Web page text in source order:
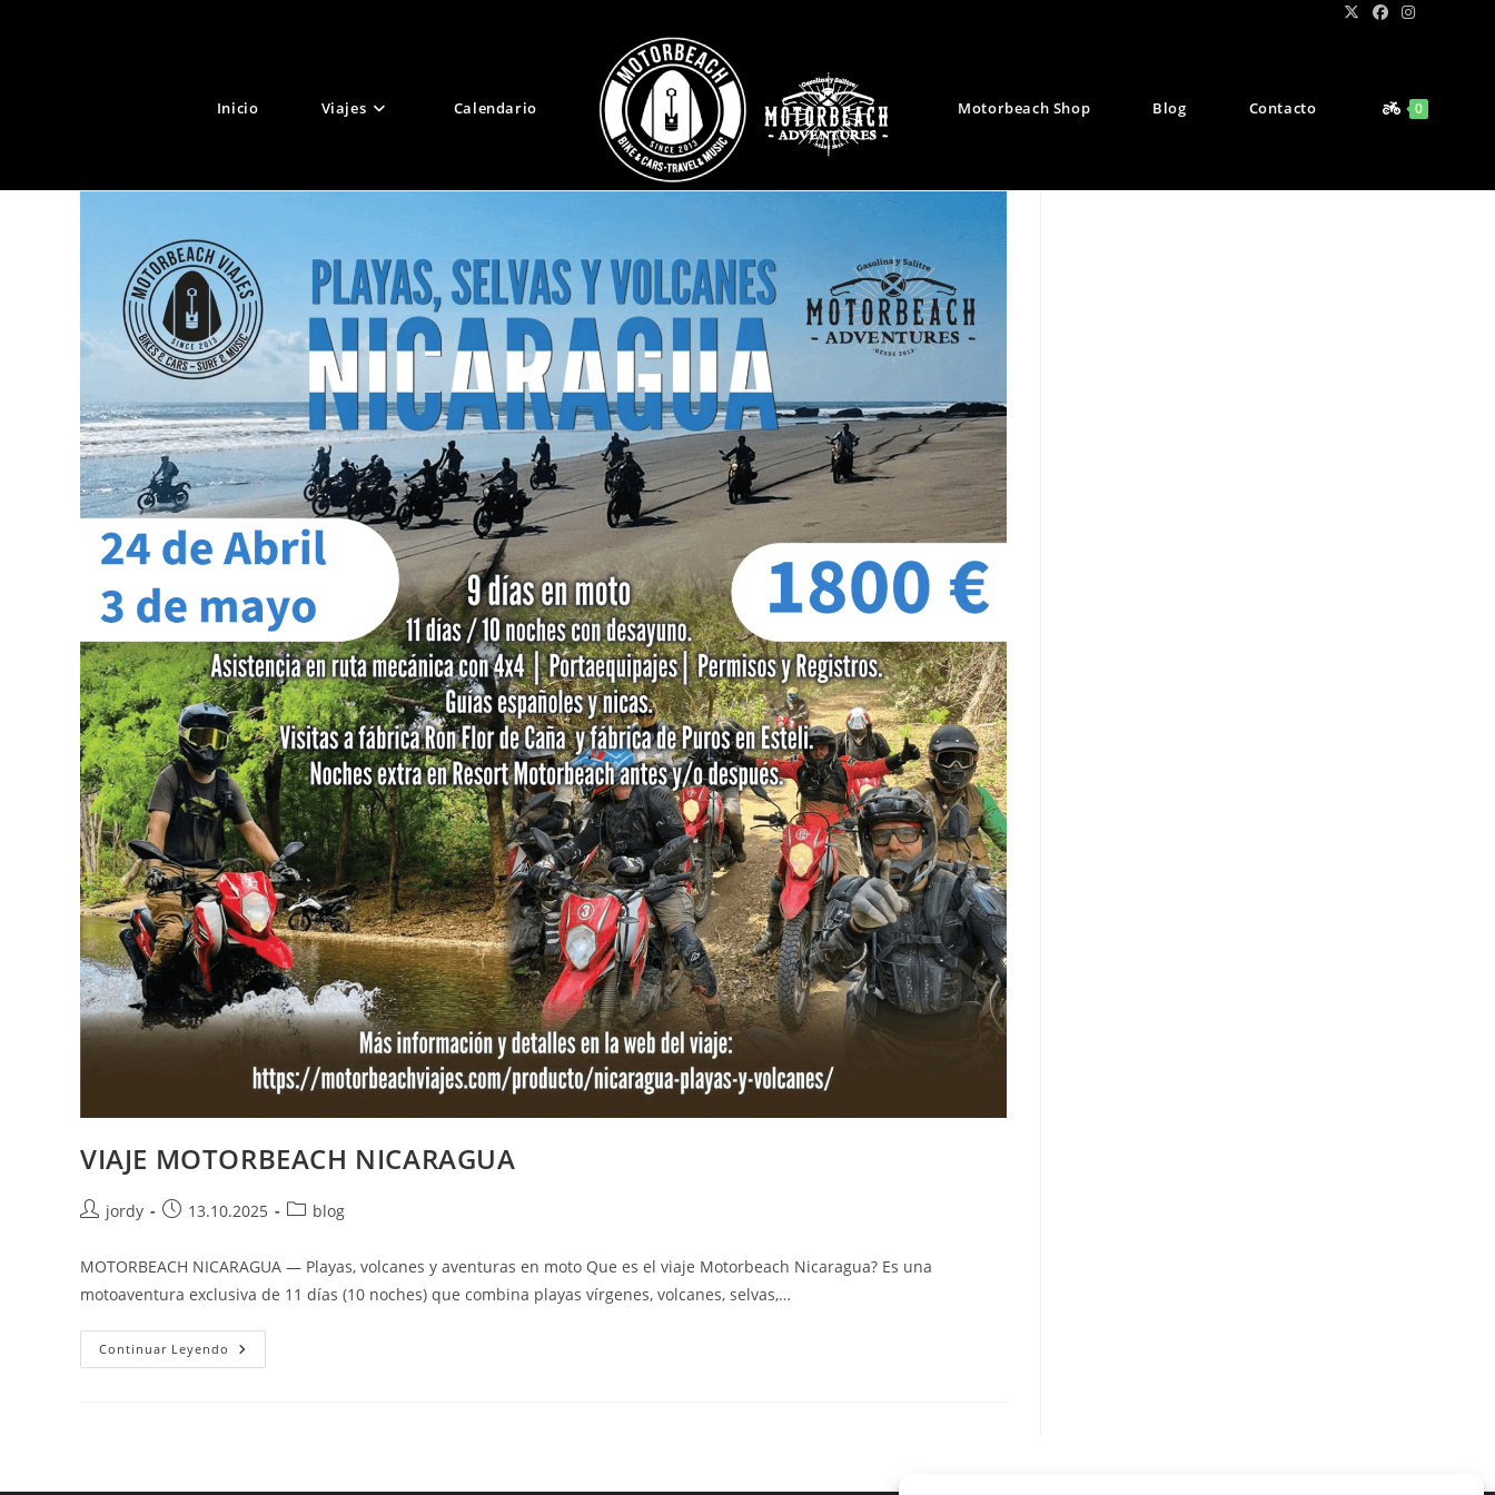
Inicio Viajes Calendario Motorbeach Shop Blog Contacto 0
VIAJE MOTORBEACH NICARAGUA
Autor
la
entrada:
jordy
Publicación
la
entrada:
13.10.2025
Categoría
entrada:
blog
MOTORBEACH NICARAGUA — Playas, volcanes y aventuras en moto Que es el viaje Motorbeach Nicaragua? Es una
motoaventura exclusiva de 11 días (10 noches) que combina playas vírgenes, volcanes, selvas,…
Continuar Leyendo VIAJE
MOTORBEACH